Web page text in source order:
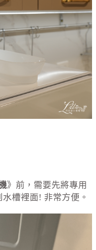
》前，需要先將專用
槽裡面! 非常方便。